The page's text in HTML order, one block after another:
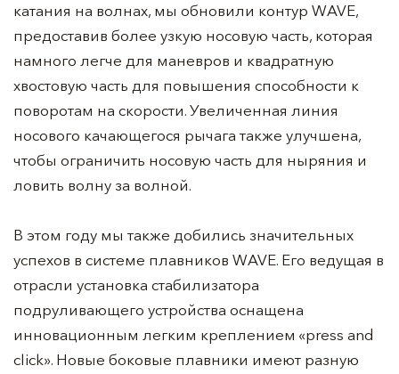
катания на волнах, мы обновили контур WAVE,
предоставив более узкую носовую часть, которая
намного легче для маневров и квадратную
хвостовую часть для повышения способности к
поворотам на скорости. Увеличенная линия
носового качающегося рычага также улучшена,
чтобы ограничить носовую часть для ныряния и
ловить волну за волной.
В этом году мы также добились значительных
успехов в системе плавников WAVE. Его ведущая в
отрасли установка стабилизатора
подруливающего устройства оснащена
инновационным легким креплением «press and
click». Новые боковые плавники имеют разную